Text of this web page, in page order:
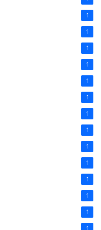
1
1
1
1
1
1
1
1
1
1
1
1
1
1